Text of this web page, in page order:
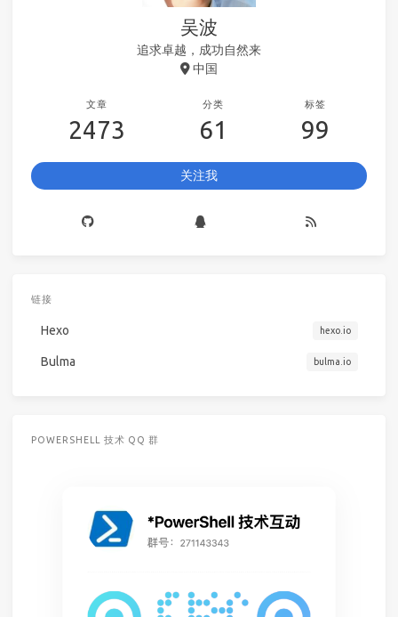
吴波
追求卓越，成功自然来
中国
文章
2473
分类
61
标签
99
关注我
链接
Hexo hexo.io
Bulma bulma.io
POWERSHELL 技术 QQ 群